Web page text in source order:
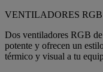
VENTILADORES
Dos ventiladores RGB
potente y ofrecen un
térmico y visual a tu